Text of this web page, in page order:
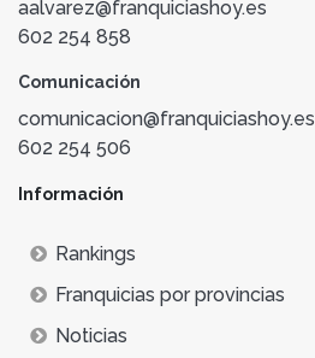
aalvarez@franquiciashoy.es
602 254 858
Comunicación
comunicacion@franquiciashoy.es
602 254 506
Información
Rankings
Franquicias por provincias
Noticias